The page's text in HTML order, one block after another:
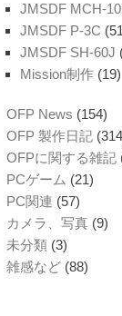
JMSDF MCH-
JMSDF P-3C
JMSDF SH-60J
Mission制作 (19)
OFP News (154)
OFP 製作日記
OFPに関する雑記
PCゲーム (21)
PC関連 (57)
カメラ、写真 (9)
未分類 (3)
雑感など (88)